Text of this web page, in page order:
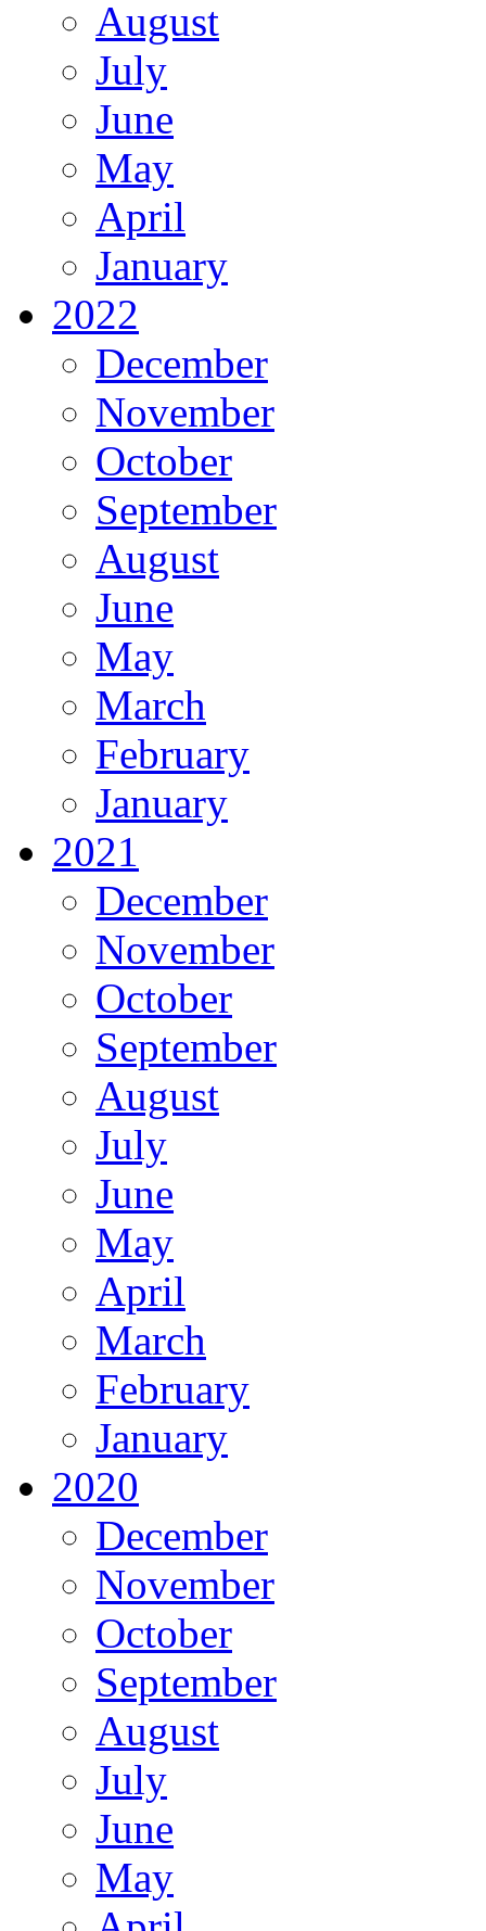
August
July
June
May
April
January
2022
December
November
October
September
August
June
May
March
February
January
2021
December
November
October
September
August
July
June
May
April
March
February
January
2020
December
November
October
September
August
July
June
May